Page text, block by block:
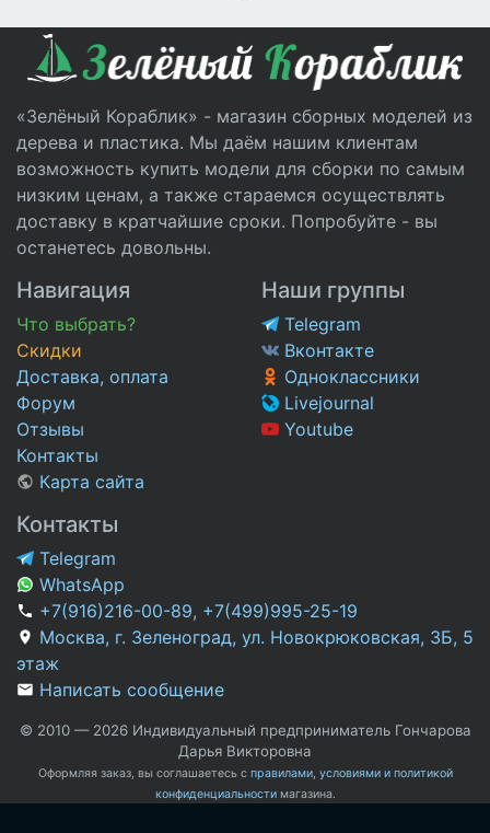
«Зелёный Кораблик» - магазин сборных моделей из
дерева и пластика. Мы даём нашим клиентам
возможность купить модели для сборки по самым
низким ценам, а также стараемся осуществлять
доставку в кратчайшие сроки. Попробуйте - вы
останетесь довольны.
Навигация
Что выбрать?
Скидки
Доставка, оплата
Форум
Отзывы
Контакты
Карта сайта
Наши группы
Telegram
Вконтакте
Одноклассники
Livejournal
Youtube
Контакты
Telegram
WhatsApp
+7(916)216-00-89, +7(499)995-25-19
Москва, г. Зеленоград, ул. Новокрюковская, 3Б, 5
этаж
Написать сообщение
© 2010 — 2026 Индивидуальный предприниматель Гончарова
Дарья Викторовна
Оформляя заказ, вы соглашаетесь с правилами, условиями и политикой
конфиденциальностимагазина.